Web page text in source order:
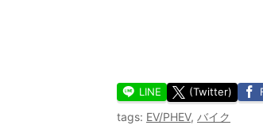
LINE (Twitter)
tags: EV/PHEV, バイク